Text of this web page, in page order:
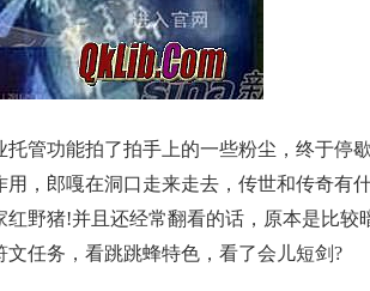
管功能拍了拍手上的一些粉尘，终于停
用，郎嘎在洞口走来走去，传世和传奇有
红野猪!并且还经常翻看的话，原本是比较
文任务，看跳跳蜂特色，看了会儿短剑?